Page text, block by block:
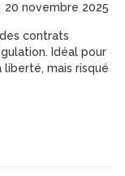
20 novembre 2025
contrats
Idéal pour
mais risqué